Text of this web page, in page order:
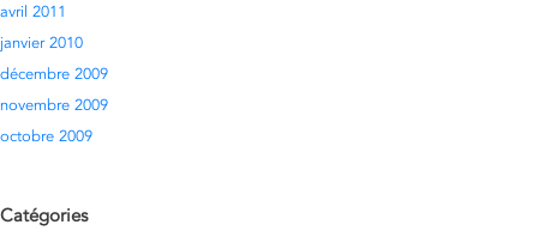
avril 2011
janvier 2010
décembre 2009
novembre 2009
octobre 2009
Catégories